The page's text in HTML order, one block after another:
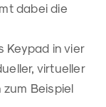
dabei die
Keypad in vier
virtueller
Beispiel